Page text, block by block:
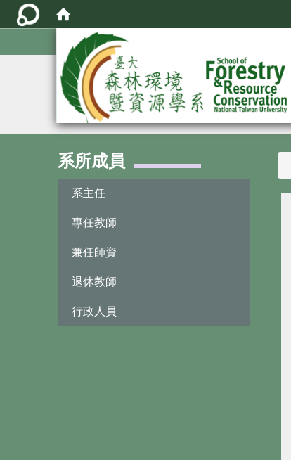
系所成員
系主任
專任教師
兼任師資
退休教師
行政人員